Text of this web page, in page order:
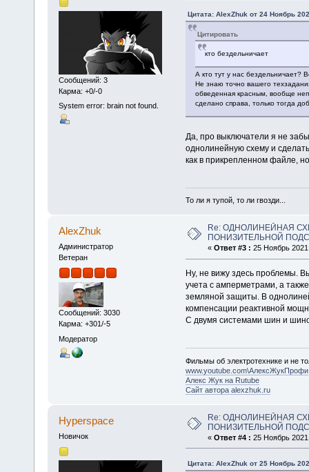
Сообщений: 3
Карма: +0/-0
System error: brain not found.
Цитата: AlexZhuk от 24 Ноябрь
Цитировать
кто бездельничает
А кто тут у нас бездельничает?
Не знаю точно вашего
обведенная красным, вообще
сделано справа, только тогда
Да, про выключатели я не
однолинейную схему и
как в прикрепленном файле,
То ли я тупой, то ли гвозди...
AlexZhuk
Администратор
Ветеран
Сообщений: 3030
Карма: +301/-5
Модератор
Re: ОДНОЛИНЕЙНАЯ
ПОНИЗИТЕЛЬНОЙ
« Ответ #3 : 25 Ноябрь
Ну, не вижу здесь проблемы.
учета с амперметрами, а
земляной защиты. В
компенсации реактивной
С двумя системами шин и
Фильмы об электротехнике и не
www.youtube.com\АлексЖукПрофи
Алекс Жук на Rutube
Сайт автора alexzhuk.ru
Hyperspace
Новичок
Re: ОДНОЛИНЕЙНАЯ
ПОНИЗИТЕЛЬНОЙ
« Ответ #4 : 25 Ноябрь
Цитата: AlexZhuk от 25 Ноябрь